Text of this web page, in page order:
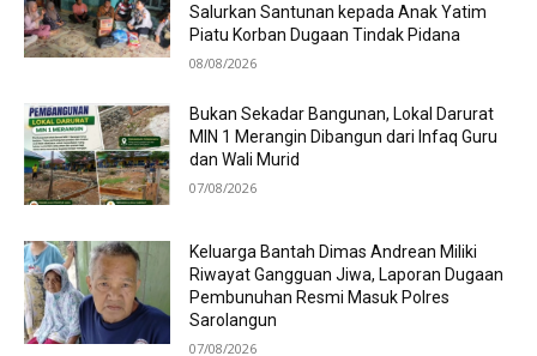
Salurkan Santunan kepada Anak Yatim
Piatu Korban Dugaan Tindak Pidana
08/08/2026
Bukan Sekadar Bangunan, Lokal Darurat
MIN 1 Merangin Dibangun dari Infaq Guru
dan Wali Murid
07/08/2026
Keluarga Bantah Dimas Andrean Miliki
Riwayat Gangguan Jiwa, Laporan Dugaan
Pembunuhan Resmi Masuk Polres
Sarolangun
07/08/2026